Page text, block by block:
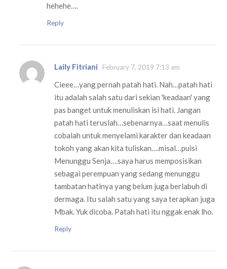
hehehe….
Reply
Laily Fitriani February 7, 2019 7:13 am
Cieee…yang pernah patah hati. Nah…patah hati
itu adalah salah satu dari sekian 'keadaan' yang
pas banget untuk menuliskan isi hati. Jangan
patah hati teruslah…sebenarnya…saat menulis
cobalah untuk menyelami karakter dan keadaan
tokoh yang akan kita tuliskan….misal…puisi
Menunggu Senja….saya harus memposisikan
sebagai perempuan yang sedang menunggu
tambatan hatinya yang belum juga berlabuh di
dermaga. Itu salah satu yang saya terapkan juga
Mbak. Yuk dicoba. Patah hati itu nggak enak lho.
Reply